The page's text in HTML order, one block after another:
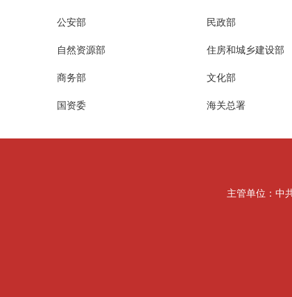
公安部 民政部
自然资源部 住房和城乡建设部
商务部 文化部
国资委 海关总署
主管单位：中